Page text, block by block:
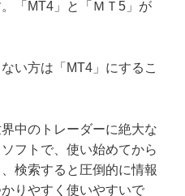
「MT4」と「ＭＴ5」が
い方は「MT4」にするこ
中のトレーダーに絶大な
フトで、使い始めてから
検索すると圧倒的に情報
りやすく使いやすいで